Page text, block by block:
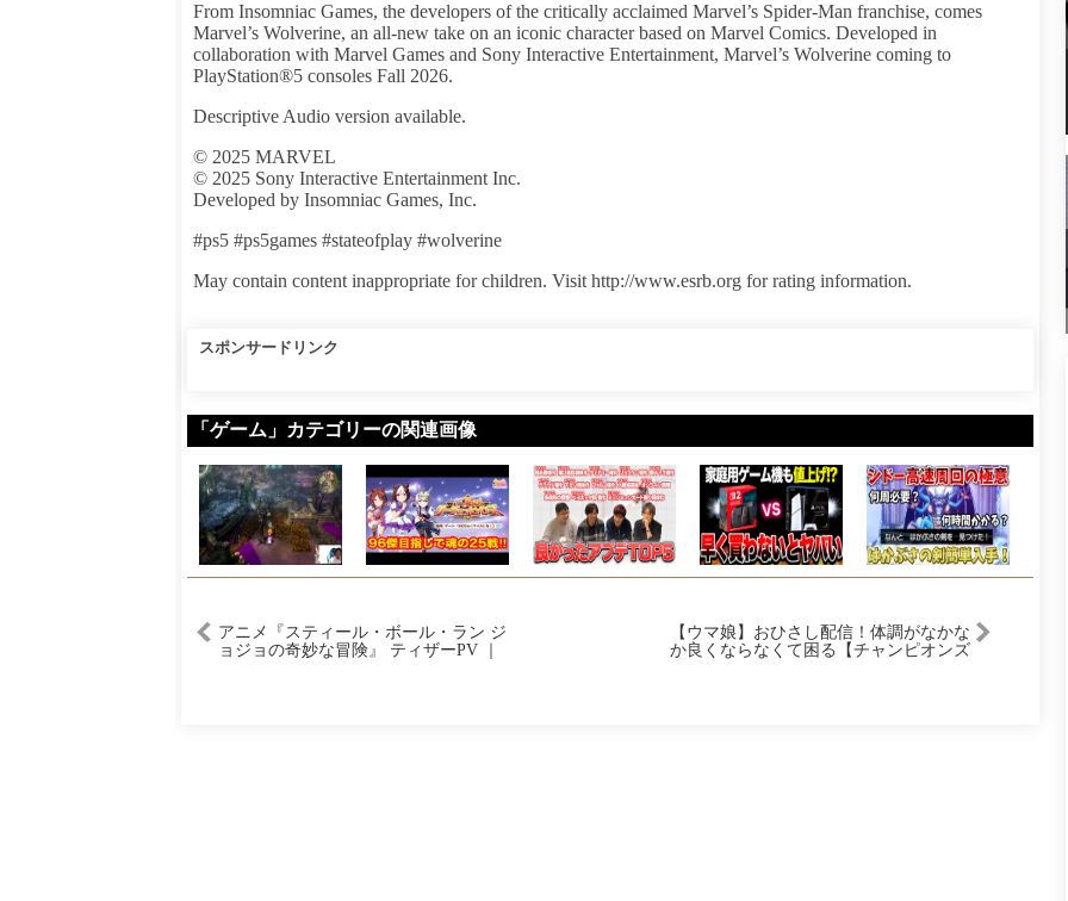
From Insomniac Games, the developers of the critically acclaimed Marvel’s Spider-Man franchise, comes
Marvel’s Wolverine, an all-new take on an iconic character based on Marvel Comics. Developed in
collaboration with Marvel Games and Sony Interactive Entertainment, Marvel’s Wolverine coming to
PlayStation®5 consoles Fall 2026.
Descriptive Audio version available.
© 2025 MARVEL
© 2025 Sony Interactive Entertainment Inc.
Developed by Insomniac Games, Inc.
#ps5 #ps5games #stateofplay #wolverine
May contain content inappropriate for children. Visit http://www.esrb.org for rating information.
スポンサードリンク
「ゲーム」カテゴリーの関連画像
アニメ『スティール・ボール・ラン ジ
ョジョの奇妙な冒険』 ティザーPV ｜
【ウマ娘】おひさし配信！体調がなかな
か良くならなくて困る【チャンピオンズ